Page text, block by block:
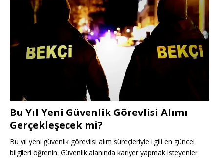
Bu Yıl Yeni Güvenlik Görevlisi Alımı
Gerçekleşecek mi?
Bu yıl yeni güvenlik görevlisi alım süreçleriyle ilgili en güncel
bilgileri öğrenin. Güvenlik alanında kariyer yapmak isteyenler